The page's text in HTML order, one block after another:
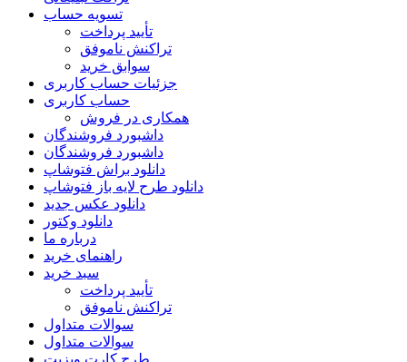
تسویه حساب
تأیید پرداخت
تراکنش ناموفق
سوابق خرید
جزئیات حساب کاربری
حساب کاربری
همکاری در فروش
داشبورد فروشندگان
داشبورد فروشندگان
دانلود براش فتوشاپ
دانلود طرح لایه باز فتوشاپ
دانلود عکس جدید
دانلود وکتور
درباره ما
راهنمای خرید
سبد خرید
تأیید پرداخت
تراکنش ناموفق
سوالات متداول
سوالات متداول
طرح کارت ویزیت